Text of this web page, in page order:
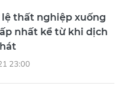
lệ thất nghiệp xuống
nhất kể từ khi dịch
23:00